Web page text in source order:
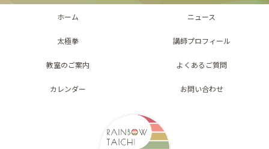
ホーム ニュース
太極拳 講師プロフィール
教室のご案内 よくあるご質問
カレンダー お問い合わせ